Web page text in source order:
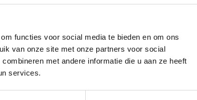
functies voor social media te bieden en om ons
van onze site met onze partners voor social
met andere informatie die u aan ze heeft
services.